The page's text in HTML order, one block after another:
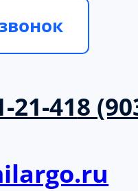
21-418